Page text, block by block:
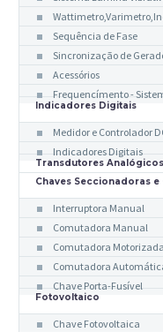
Sequência de Fase
Sincronização de
Acessórios
Frequencímento -
Indicadores Digitais
Medidor e Controlador
Indicadores Digitais
Transdutores Analógicos
Chaves Seccionadoras
Interruptora Manual
Comutadora Manual
Comutadora Motorizada
Comutadora
Chave Porta-Fusível
Fotovoltaico
Chave Fotovoltaica